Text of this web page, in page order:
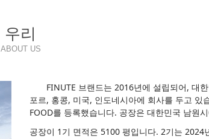
우리
ABOUT US
FINUTE 브랜드는 2016년에 설립되어, 대
포르, 홍콩, 미국, 인도네시아에 회사를 두고
FOOD를 등록했습니다. 공장은 대한민국 남원
공장이 1기 면적은 5100 평입니다. 2기는